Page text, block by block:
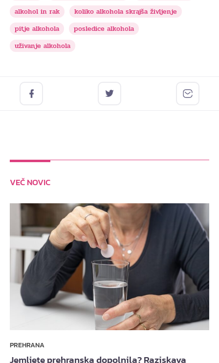
alkohol in rak
koliko alkohola skrajša življenje
pitje alkohola
posledice alkohola
uživanje alkohola
VEČ NOVIC
PREHRANA
Jemljete prehranska dopolnila? Raziskava